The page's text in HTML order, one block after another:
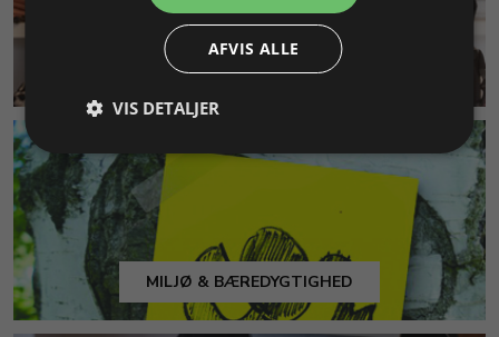
KUNDESERVICE
MILJØ & BÆREDYGTIGHED
AFVIS ALLE
VIS DETALJER